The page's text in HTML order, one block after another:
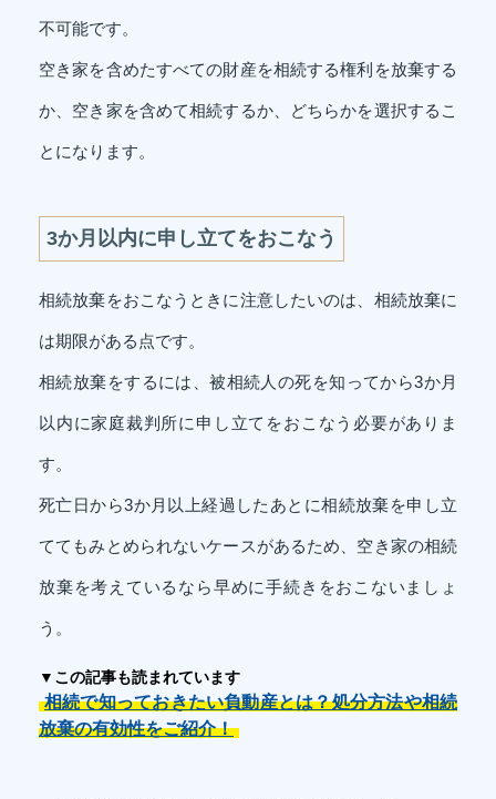
不可能です。
空き家を含めたすべての財産を相続する権利を放棄する
か、空き家を含めて相続するか、どちらかを選択するこ
とになります。
3か月以内に申し立てをおこなう
相続放棄をおこなうときに注意したいのは、相続放棄に
は期限がある点です。
相続放棄をするには、被相続人の死を知ってから3か月
以内に家庭裁判所に申し立てをおこなう必要がありま
す。
死亡日から3か月以上経過したあとに相続放棄を申し立
ててもみとめられないケースがあるため、空き家の相続
放棄を考えているなら早めに手続きをおこないましょ
う。
▼この記事も読まれています
相続で知っておきたい負動産とは？処分方法や相続
放棄の有効性をご紹介！